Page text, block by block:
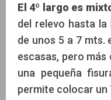
El 4º largo es
del relevo hasta
de unos 5 a 7 mts.
escasas, pero
una pequeña
permite colocar un